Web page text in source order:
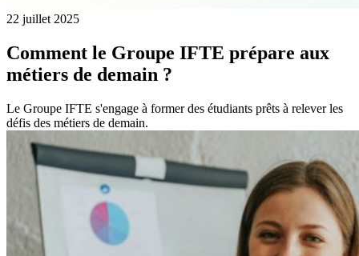
22 juillet 2025
Comment le Groupe IFTE prépare aux
métiers de demain ?
Le Groupe IFTE s'engage à former des étudiants prêts à relever les
défis des métiers de demain.